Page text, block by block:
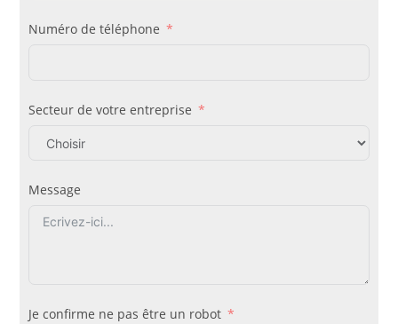
Numéro de téléphone
Secteur de votre entreprise
Message
Je confirme ne pas être un robot